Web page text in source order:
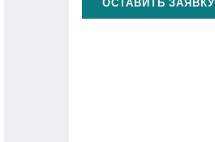
ОСТАВИТЬ ЗАЯВКУ